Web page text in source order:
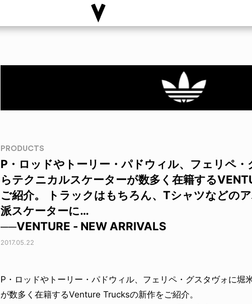
PRODUCTS
P・ロッドやトーリー・パドウィル、フェリペ
らテクニカルスケーターが数多く在籍する
ご紹介。 トラックはもちろん、Tシャツなどの
派スケーターに…
──VENTURE - NEW ARRIVALS
2017.05.22
P・ロッドやトーリー・パドウィル、フェリペ・グスタヴォに堀
が数多く在籍するVenture Trucksの新作をご紹介。